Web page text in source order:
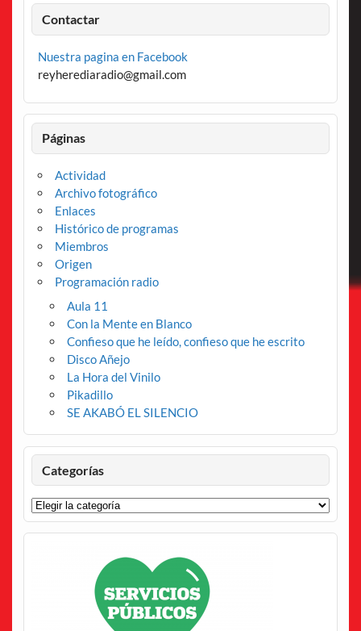
Contactar
Nuestra pagina en Facebook
reyherediaradio@gmail.com
Páginas
Actividad
Archivo fotográfico
Enlaces
Histórico de programas
Miembros
Origen
Programación radio
Aula 11
Con la Mente en Blanco
Confieso que he leído, confieso que he escrito
Disco Añejo
La Hora del Vinilo
Pikadillo
SE AKABÓ EL SILENCIO
Categorías
Categorías